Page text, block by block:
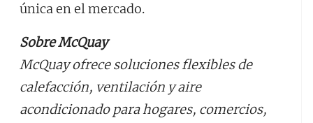
única en el mercado.
Sobre McQuay
McQuay ofrece soluciones flexibles de
calefacción, ventilación y aire
acondicionado para hogares, comercios,